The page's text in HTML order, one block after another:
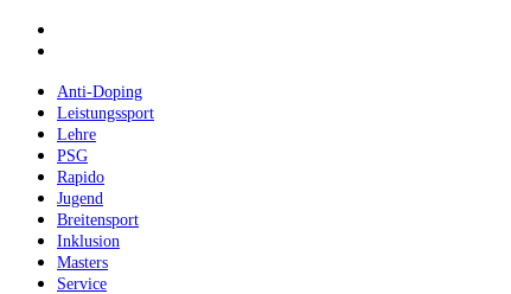
Skip
contentAnti-Doping
Leistungssport
Lehre
PSG
Rapido
Jugend
Breitensport
Inklusion
Masters
Service